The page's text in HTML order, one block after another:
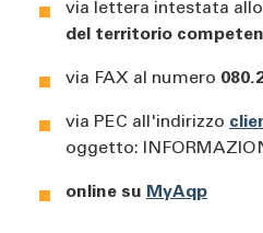
via lettera intestata allo
del territorio
via FAX al numero
via PEC all'indirizzo
oggetto:
online su MyAqp